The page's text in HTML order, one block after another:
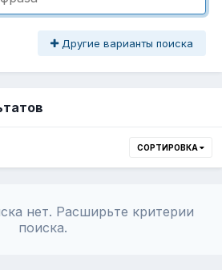
Другие варианты поиска
СОРТИРОВКА
нет. Расширьте критерии
поиска.